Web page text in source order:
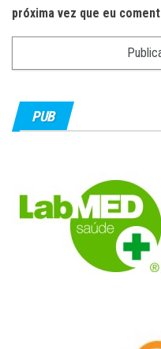
próxima vez que eu
PUB